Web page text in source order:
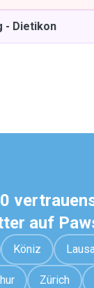
- Dietikon
auf
Köniz
Zürich